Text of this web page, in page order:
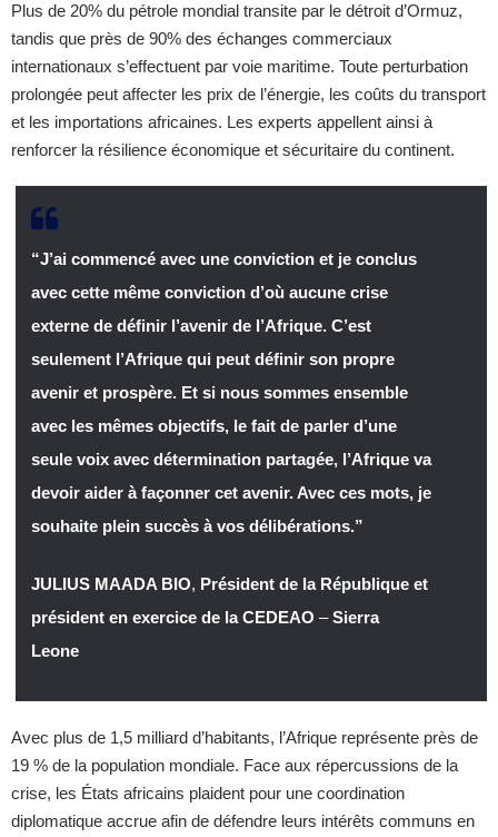
Plus de 20% du pétrole mondial transite par le détroit d’Ormuz,
tandis que près de 90% des échanges commerciaux
internationaux s’effectuent par voie maritime. Toute perturbation
prolongée peut affecter les prix de l’énergie, les coûts du transport
et les importations africaines. Les experts appellent ainsi à
renforcer la résilience économique et sécuritaire du continent.
“J’ai commencé avec une conviction et je conclus
avec cette même conviction d’où aucune crise
externe de définir l’avenir de l’Afrique. C’est
seulement l’Afrique qui peut définir son propre
avenir et prospère. Et si nous sommes ensemble
avec les mêmes objectifs, le fait de parler d’une
seule voix avec détermination partagée, l’Afrique va
devoir aider à façonner cet avenir. Avec ces mots, je
souhaite plein succès à vos délibérations.”
JULIUS MAADA BIO, Président de la République et
président en exercice de la CEDEAO –Sierra
Leone
Avec plus de 1,5 milliard d’habitants, l’Afrique représente près de
19 % de la population mondiale. Face aux répercussions de la
crise, les États africains plaident pour une coordination
diplomatique accrue afin de défendre leurs intérêts communs en